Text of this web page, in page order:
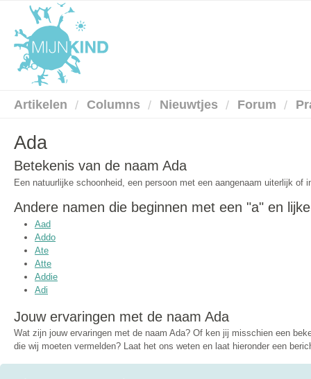
Artikelen Columns Nieuwtjes Forum
Ada
Betekenis van de naam Ada
Een natuurlijke schoonheid, een persoon met een aangenaam uiterlijk of
Andere namen die beginnen met een "a" en
Aad
Addo
Ate
Atte
Addie
Adi
Jouw ervaringen met de naam Ada
Wat zijn jouw ervaringen met de naam Ada? Of ken jij misschien een
die wij moeten vermelden? Laat het ons weten en laat hieronder een